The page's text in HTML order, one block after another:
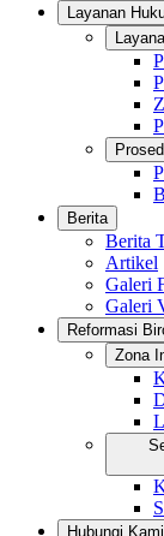
Layanan
Berita
Berita
Artikel
Galeri
Galeri
Reformasi
Zona
Hubungi Kami